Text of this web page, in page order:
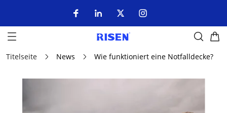
Titelseite News Wie funktioniert eine Notfalldecke?